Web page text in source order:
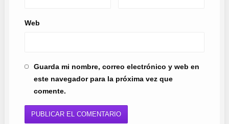
Web
Guarda mi nombre, correo electrónico y web en
este navegador para la próxima vez que
comente.